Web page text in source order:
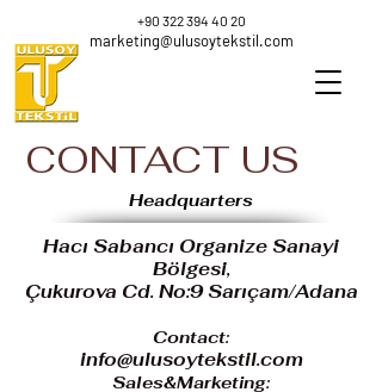
marketing@ulusoytekstil.com
+90 322 394 40 20
CONTACT US
Headquarters
Hacı Sabancı Organize Sanayi
Bölgesi,
Çukurova Cd. No:9 Sarıçam/Adana
Contact:
info@ulusoytekstil.com
Sales&Marketing: